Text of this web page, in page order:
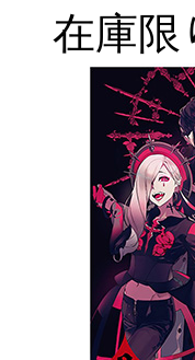
在庫限